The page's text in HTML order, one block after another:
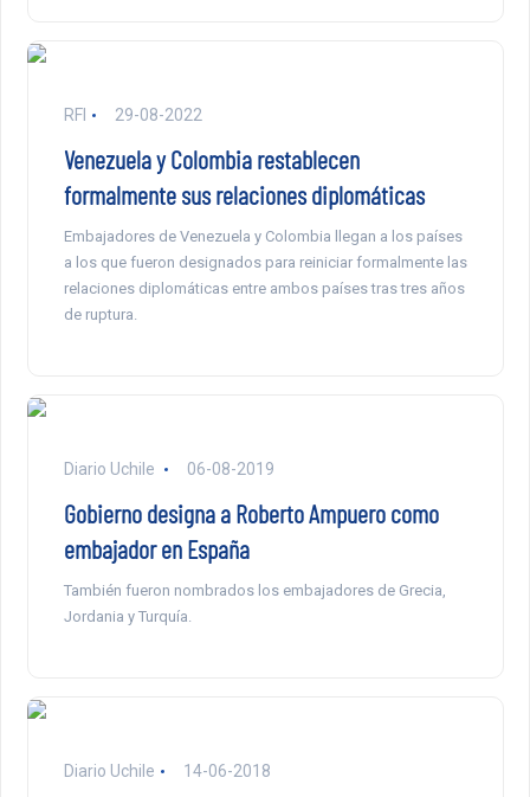
RFI 29-08-2022
Venezuela y Colombia restablecen
formalmente sus relaciones diplomáticas
Embajadores de Venezuela y Colombia llegan a los países
a los que fueron designados para reiniciar formalmente las
relaciones diplomáticas entre ambos países tras tres años
de ruptura.
Diario Uchile 06-08-2019
Gobierno designa a Roberto Ampuero como
embajador en España
También fueron nombrados los embajadores de Grecia,
Jordania y Turquía.
Diario Uchile 14-06-2018